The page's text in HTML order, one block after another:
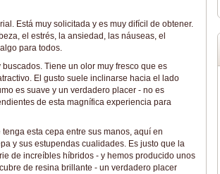
Está muy solicitada y es muy difícil de obtener.
el estrés, la ansiedad, las náuseas, el
para todos.
Tiene un olor muy fresco que es
El gusto suele inclinarse hacia el lado
es suave y un verdadero placer - no es
de esta magnífica experiencia para
esta cepa entre sus manos, aquí en
y sus estupendas cualidades. Es justo que la
de increíbles híbridos - y hemos producido unos
de resina brillante - un verdadero placer